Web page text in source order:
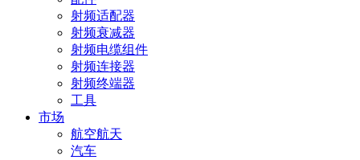
射频适配器
射频衰减器
射频电缆组件
射频连接器
射频终端器
工具
市场
航空航天
汽车